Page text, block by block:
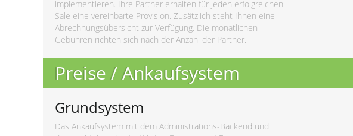
implementieren. Ihre Partner erhalten für jeden erfolgreichen
Sale eine vereinbarte Provision. Zusätzlich steht Ihnen eine
Abrechnungsübersicht zur Verfügung. Die monatlichen
Gebühren richten sich nach der Anzahl der Partner.
Preise / Ankaufsystem
Grundsystem
Das Ankaufsystem mit dem Administrations-Backend und